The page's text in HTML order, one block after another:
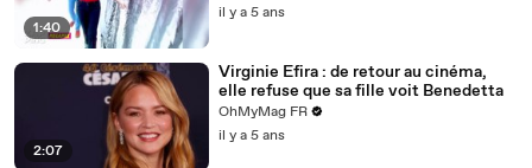
1:40
il y a 5 ans
2:07
Virginie Efira : de retour au cinéma,
elle refuse que sa fille voit Benedetta
OhMyMag FR
il y a 5 ans